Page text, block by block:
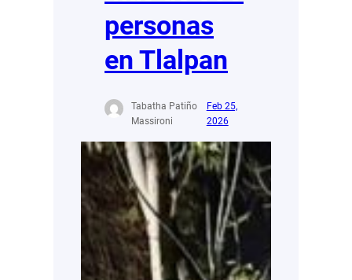
personas
en Tlalpan
Tabatha Patiño
Massironi
Feb 25,
2026